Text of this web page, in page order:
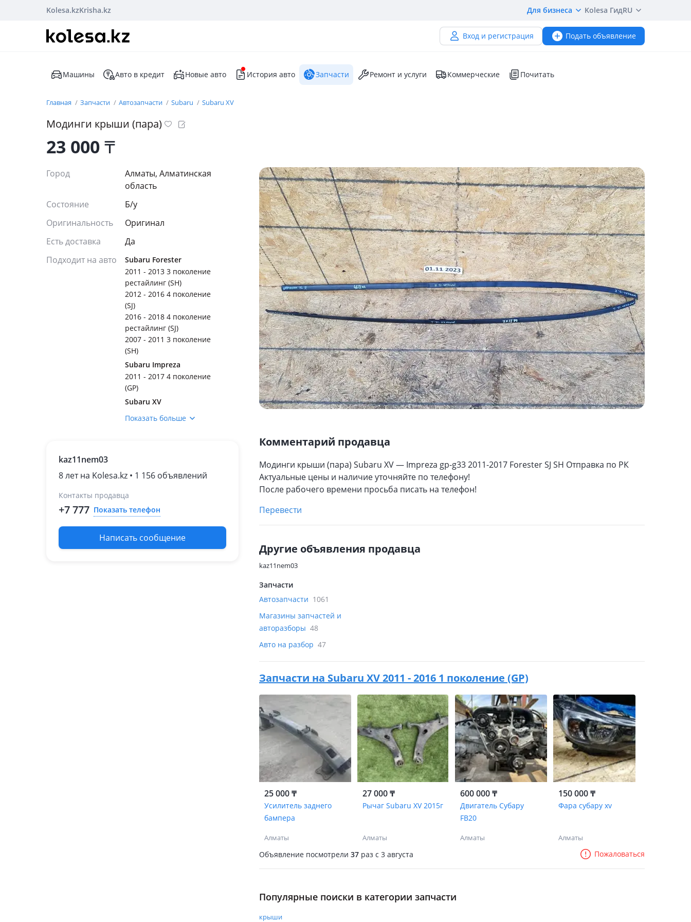
Kolesa.kzKrisha.kz Для бизнеса Kolesa ГидRU
Вход и регистрация Подать объявление
Машины Авто в кредит Новые авто История авто Запчасти Ремонт и услуги Коммерческие Почитать
Главная Запчасти Автозапчасти Subaru Subaru XV
Модинги крыши (пара)
23 000₸
Город
Алматы, Алматинская
область
Состояние
Б/y
Оригинальность
Оригинал
Есть доставка
Да
Подходит на авто
Subaru Forester
2011 - 2013 3 поколение
рестайлинг (SH)
2012 - 2016 4 поколение
(SJ)
2016 - 2018 4 поколение
рестайлинг (SJ)
2007 - 2011 3 поколение
(SH)
Subaru Impreza
2011 - 2017 4 поколение
(GP)
Subaru XV
2011 - 2016 1 поколение
Показать больше
kaz11nem03
8 лет на Kolesa.kz • 1 156 объявлений
Контакты продавца
+7 777 Показать телефон
Написать сообщение
Комментарий продавца
Модинги крыши (пара) Subaru XV — Impreza gp-g33 2011-2017 Forester SJ SH Отправка по РК
Актуальные цены и наличие уточняйте по телефону!
После рабочего времени просьба писать на телефон!
Перевести
Другие объявления продавца
kaz11nem03
Запчасти
Автозапчасти 1061
Магазины запчастей и
авторазборы 48
Авто на разбор 47
Запчасти на Subaru XV 2011 - 2016 1 поколение (GP)
25 000 ₸
Усилитель заднего
бампера
Алматы
27 000 ₸
Рычаг Subaru XV 2015г
Алматы
600 000 ₸
Двигатель Субару
FB20
Алматы
150 000 ₸
Фара субару xv
Алматы
Объявление посмотрели 37 раз c 3 августа Пожаловаться
Популярные поиски в категории запчасти
крыши